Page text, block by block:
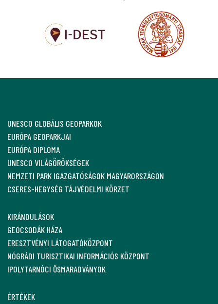
UNESCO GLOBÁLIS GEOPARKOK
EURÓPA GEOPARKJAI
EURÓPA DIPLOMA
UNESCO VILÁGÖRÖKSÉGEK
NEMZETI PARK IGAZGATÓSÁGOK MAGYARORSZÁGON
CSERES-HEGYSÉG TÁJVÉDELMI KÖRZET
KIRÁNDULÁSOK
GEOCSODÁK HÁZA
ERESZTVÉNYI LÁTOGATÓKÖZPONT
NÓGRÁDI TURISZTIKAI INFORMÁCIÓS KÖZPONT
IPOLYTARNÓCI ŐSMARADVÁNYOK
ÉRTÉKEK